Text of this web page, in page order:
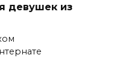
девушек из